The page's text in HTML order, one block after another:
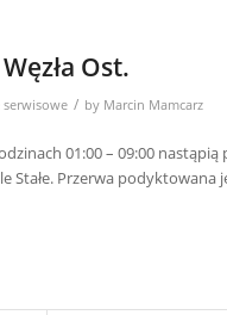
Ost.
serwisowe / by Marcin Mamcarz
01:00 – 09:00
Stałe. Przerwa